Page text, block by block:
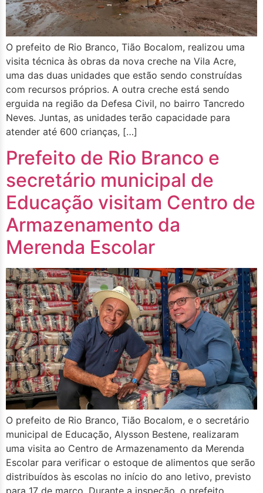
O prefeito de Rio Branco, Tião Bocalom, realizou uma
visita técnica às obras da nova creche na Vila Acre,
uma das duas unidades que estão sendo construídas
com recursos próprios. A outra creche está sendo
erguida na região da Defesa Civil, no bairro Tancredo
Neves. Juntas, as unidades terão capacidade para
atender até 600 crianças, […]
Prefeito de Rio Branco e
secretário municipal de
Educação visitam Centro de
Armazenamento da
Merenda Escolar
O prefeito de Rio Branco, Tião Bocalom, e o secretário
municipal de Educação, Alysson Bestene, realizaram
uma visita ao Centro de Armazenamento da Merenda
Escolar para verificar o estoque de alimentos que serão
distribuídos às escolas no início do ano letivo, previsto
para 17 de março. Durante a inspeção, o prefeito